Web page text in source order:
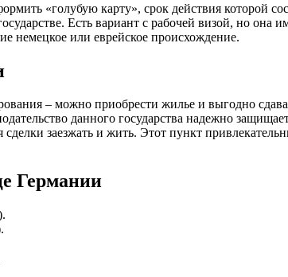
«голубую карту», срок действия которой
Есть вариант с рабочей визой, но она
немецкое или еврейское происхождение.
– можно приобрести жилье и выгодно
данного государства надежно
заезжать и жить. Этот пункт
Германии